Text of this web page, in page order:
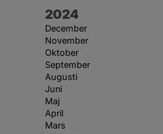
År:
2024
December
November
Oktober
September
Augusti
Juni
Maj
April
Mars